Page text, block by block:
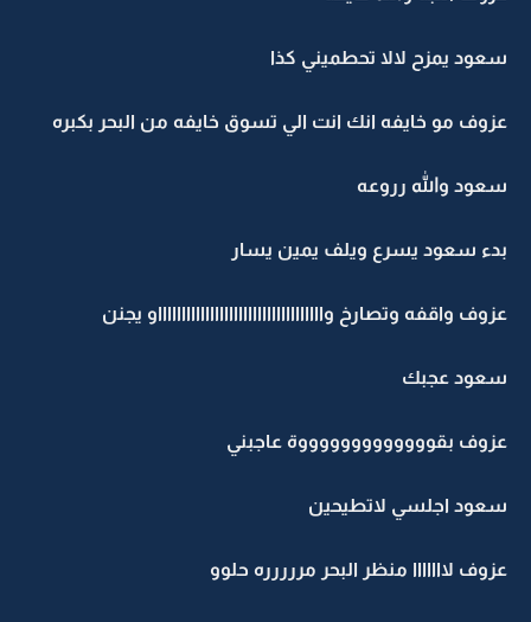
سعود يمزح لالا تحطميني كذا
عزوف مو خايفه انك انت الي تسوق خايفه من البحر بكبره
سعود والله رروعه
بدء سعود يسرع ويلف يمين يسار
عزوف واقفه وتصارخ واااااااااااااااااااااااااااااااااااو يجنن
سعود عجبك
عزوف بقوووووووووووووة عاجبني
سعود اجلسي لاتطيحين
عزوف لااااااا منظر البحر مررررره حلوو